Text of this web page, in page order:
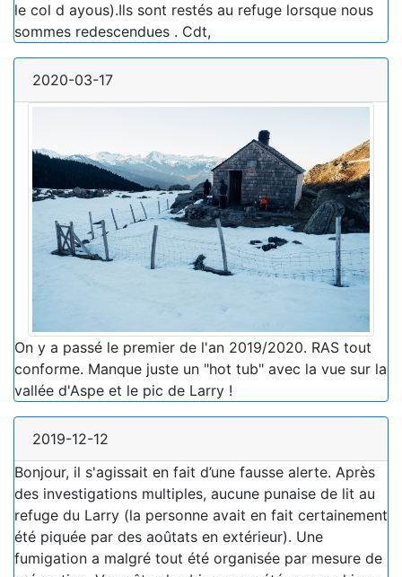
le col d ayous).Ils sont restés au refuge lorsque nous
sommes redescendues . Cdt,
2020-03-17
On y a passé le premier de l'an 2019/2020. RAS tout
conforme. Manque juste un "hot tub" avec la vue sur la
vallée d'Aspe et le pic de Larry !
2019-12-12
Bonjour, il s'agissait en fait d’une fausse alerte. Après
des investigations multiples, aucune punaise de lit au
refuge du Larry (la personne avait en fait certainement
été piquée par des aoûtats en extérieur). Une
fumigation a malgré tout été organisée par mesure de